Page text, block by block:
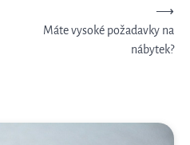
Máte vysoké požadavky na
nábytek?
⟶